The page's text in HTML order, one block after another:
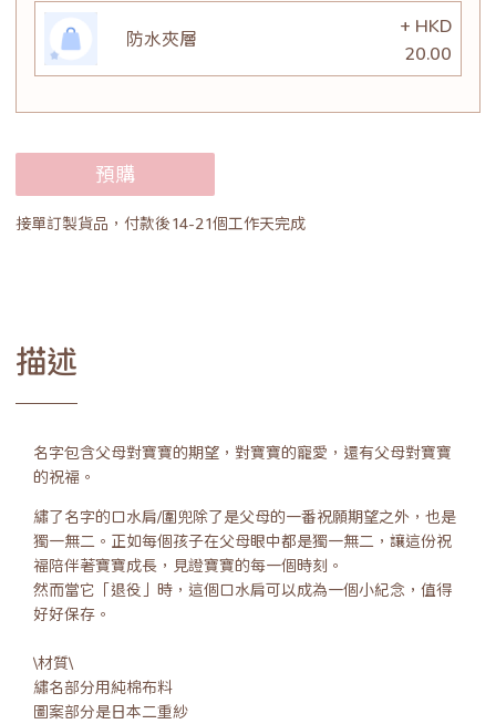
防水夾層
+ HKD
20.00
預購
接單訂製貨品，付款後14-21個工作天完成
描述
名字包含父母對寶寶的期望，對寶寶的寵愛，還有父母對寶寶
的祝福。
繡了名字的口水肩/圍兜除了是父母的一番祝願期望之外，也是
獨一無二。正如每個孩子在父母眼中都是獨一無二，讓這份祝
福陪伴著寶寶成長，見證寶寶的每一個時刻。
然而當它「退役」時，這個口水肩可以成為一個小紀念，值得
好好保存。
\材質\
繡名部分用純棉布料
圖案部分是日本二重紗